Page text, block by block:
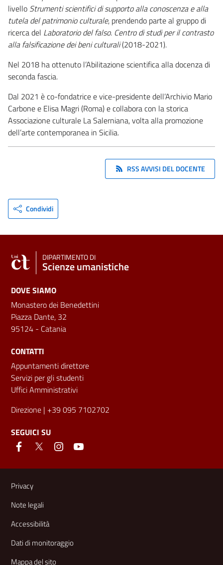
livello Strumenti scientifici di supporto alla conoscenza e alla
tutela del patrimonio culturale, prendendo parte al gruppo di
ricerca del Laboratorio del falso. Centro di studi per il contrasto
alla falsificazione dei beni culturali(2018-2021).
Nel 2018 ha ottenuto l’Abilitazione scientifica alla docenza di
seconda fascia.
Dal 2021 è co-fondatrice e vice-presidente dell’Archivio Mario
Carbone e Elisa Magri (Roma) e collabora con la storica
Associazione culturale La Salerniana, volta alla promozione
dell’arte contemporanea in Sicilia.
RSS AVVISI DEL DOCENTE
Condividi
DIPARTIMENTO DI
Scienze umanistiche
DOVE SIAMO
Monastero dei Benedettini
Piazza Dante, 32
95124 - Catania
CONTATTI
Appuntamenti direttore
Servizi per gli studenti
Uffici Amministrativi
Direzione | +39 095 7102702
SEGUICI SU
Link e informazioni utili
Privacy
Note legali
Accessibilità
Dati di monitoraggio
Mappa del sito